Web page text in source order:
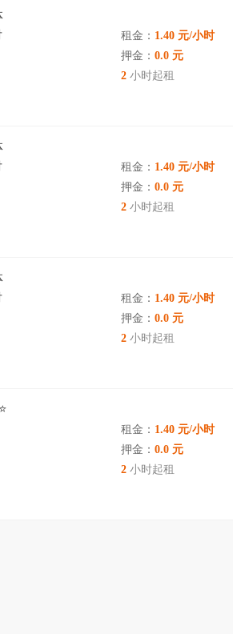
租金： 1.40 元/小时
押金： 0.0 元
2 小时起租
租金： 1.40 元/小时
押金： 0.0 元
2 小时起租
租金： 1.40 元/小时
押金： 0.0 元
2 小时起租
租金： 1.40 元/小时
押金： 0.0 元
2 小时起租